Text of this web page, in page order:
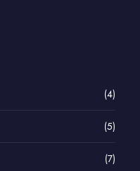
(4)
(5)
(7)